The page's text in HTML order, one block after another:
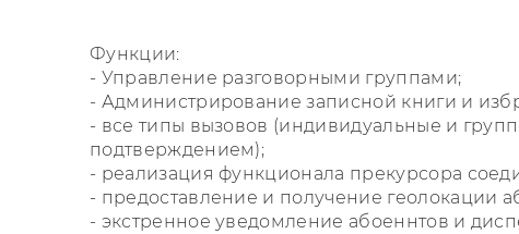
Функции:
- Управление разговорными группами;
- Администрирование записной книги и
- все типы вызовов (индивидуальные и
подтверждением);
- реализация функционала прекурсора
- предоставление и получение геолокации
- экстренное уведомление абоеннтов и